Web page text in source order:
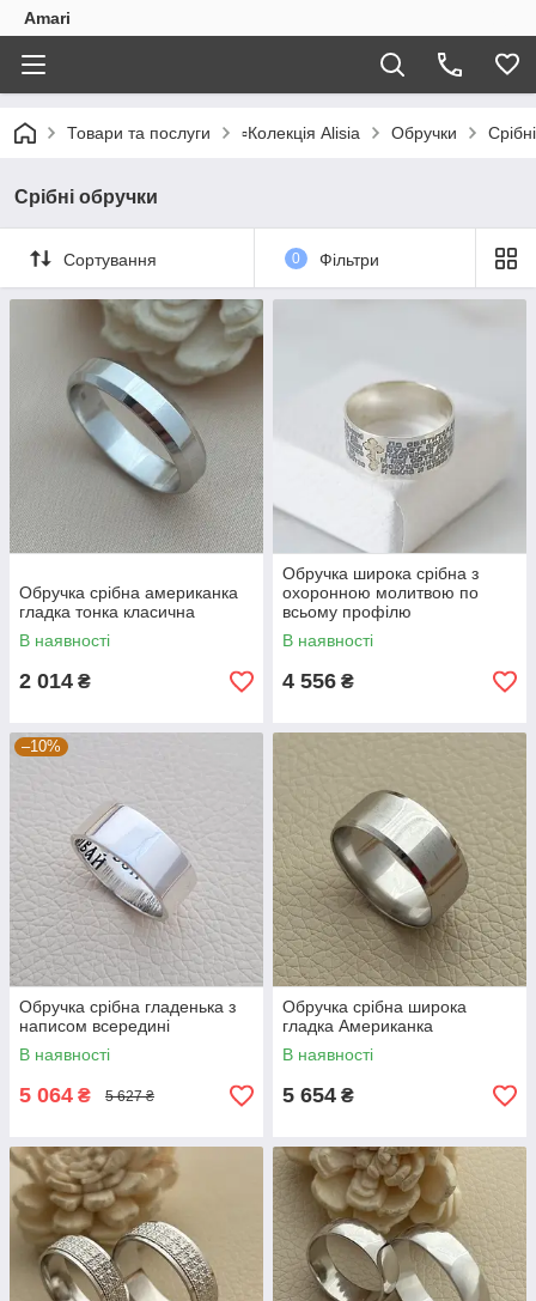
Amari
Товари та послуги ▫️Колекція Alisia Обручки
Срібні обручки
Сортування 0 Фільтри
Обручка срібна американка
гладка тонка класична
В наявності
2 014 ₴
Обручка широка срібна з
охоронною молитвою по
всьому профілю
В наявності
4 556 ₴
–10%
Обручка срібна гладенька з
написом всередині
В наявності
5 064 ₴ 5 627 ₴
Обручка срібна широка
гладка Американка
В наявності
5 654 ₴